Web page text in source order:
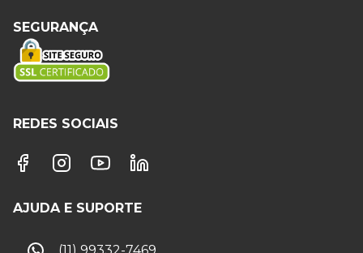
SEGURANÇA
REDES SOCIAIS
AJUDA E SUPORTE